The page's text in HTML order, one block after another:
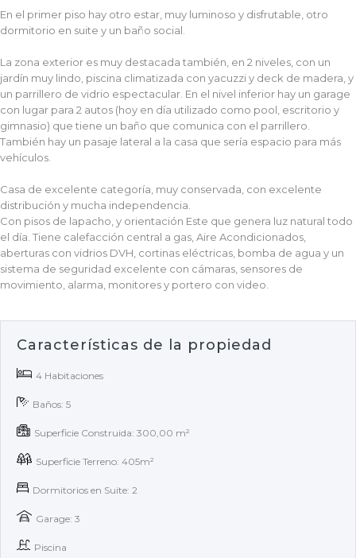
En el primer piso hay otro estar, muy luminoso y disfrutable, otro
dormitorio en suite y un baño social.
La zona exterior es muy destacada también, en 2 niveles, con un
jardín muy lindo, piscina climatizada con yacuzzi y deck de madera, y
un parrillero de vidrio espectacular. En el nivel inferior hay un garage
con lugar para 2 autos (hoy en día utilizado como pool, escritorio y
gimnasio) que tiene un baño que comunica con el parrillero.
También hay un pasaje lateral a la casa que sería espacio para más
vehículos.
Casa de excelente categoría, muy conservada, con excelente
distribución y mucha independencia.
Con pisos de lapacho, y orientación Este que genera luz natural todo
el día. Tiene calefacción central a gas, Aire Acondicionados,
aberturas con vidrios DVH, cortinas eléctricas, bomba de agua y un
sistema de seguridad excelente con cámaras, sensores de
movimiento, alarma, monitores y portero con video.
Características de la propiedad
4 Habitaciones
Baños: 5
Superficie Construida: 300,00 m²
Superficie Terreno: 405m²
Dormitorios en Suite: 2
Garage: 3
Piscina